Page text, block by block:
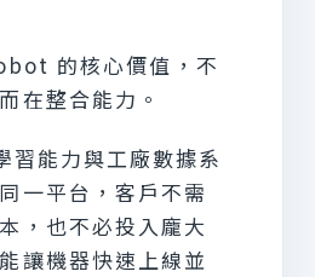
的核心價值，不
在整合能力。
習能力與工廠數據系
一平台，客戶不需
，也不必投入龐大
讓機器快速上線並